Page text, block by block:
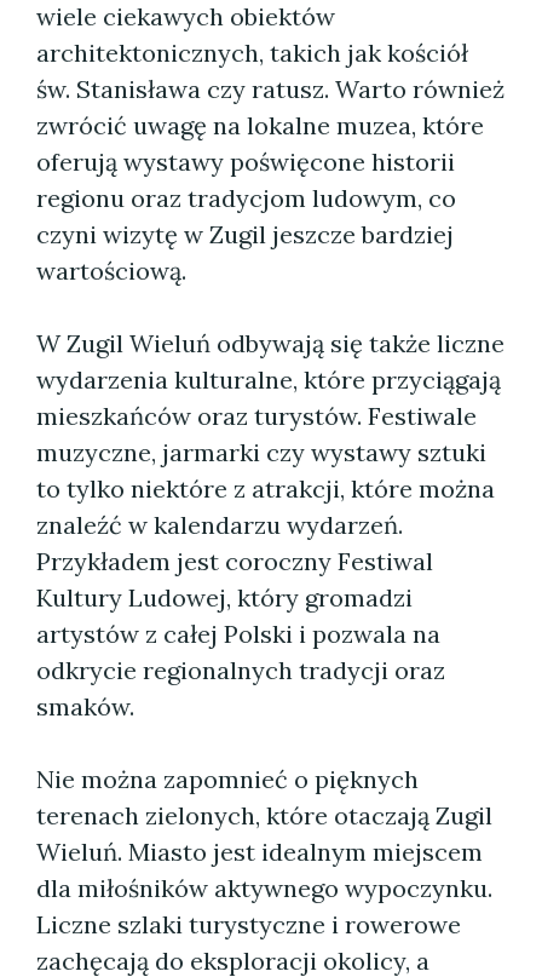
wiele ciekawych obiektów
architektonicznych, takich jak kościół
św. Stanisława czy ratusz. Warto również
zwrócić uwagę na lokalne muzea, które
oferują wystawy poświęcone historii
regionu oraz tradycjom ludowym, co
czyni wizytę w Zugil jeszcze bardziej
wartościową.
W Zugil Wieluń odbywają się także liczne
wydarzenia kulturalne, które przyciągają
mieszkańców oraz turystów. Festiwale
muzyczne, jarmarki czy wystawy sztuki
to tylko niektóre z atrakcji, które można
znaleźć w kalendarzu wydarzeń.
Przykładem jest coroczny Festiwal
Kultury Ludowej, który gromadzi
artystów z całej Polski i pozwala na
odkrycie regionalnych tradycji oraz
smaków.
Nie można zapomnieć o pięknych
terenach zielonych, które otaczają Zugil
Wieluń. Miasto jest idealnym miejscem
dla miłośników aktywnego wypoczynku.
Liczne szlaki turystyczne i rowerowe
zachęcają do eksploracji okolicy, a